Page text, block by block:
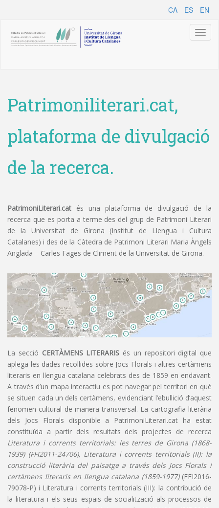
CA ES EN
Patrimoniliterari.cat,
plataforma de divulgació
de la recerca.
PatrimoniLiterari.cat és una plataforma de divulgació de la
recerca que es porta a terme des del grup de Patrimoni Literari
de la Universitat de Girona (Institut de Llengua i Cultura
Catalanes) i des de la Càtedra de Patrimoni Literari Maria Àngels
Anglada – Carles Fages de Climent de la Universitat de Girona.
La secció CERTÀMENS LITERARIS és un repositori digital que
aplega les dades recollides sobre Jocs Florals i altres certàmens
literaris en llengua catalana celebrats des de 1859 en endavant.
A través d’un mapa interactiu es pot navegar pel territori en què
se situen cada un dels certàmens, evidenciant l’ebullició d’aquest
fenomen cultural de manera transversal. La cartografia literària
dels Jocs Florals disponible a PatrimoniLiterari.cat ha estat
constituïda a partir dels resultats dels projectes de recerca
Literatura i corrents territorials: les terres de Girona (1868-
1939) (FFI2011-24706), Literatura i corrents territorials (II): la
construcció literària del paisatge a través dels Jocs Florals i
certàmens literaris en llengua catalana (1859-1977)(FFI2016-
79078-P) i Literatura i corrents territorials (III): la contribució de
la literatura i els seus espais de socialització als processos de